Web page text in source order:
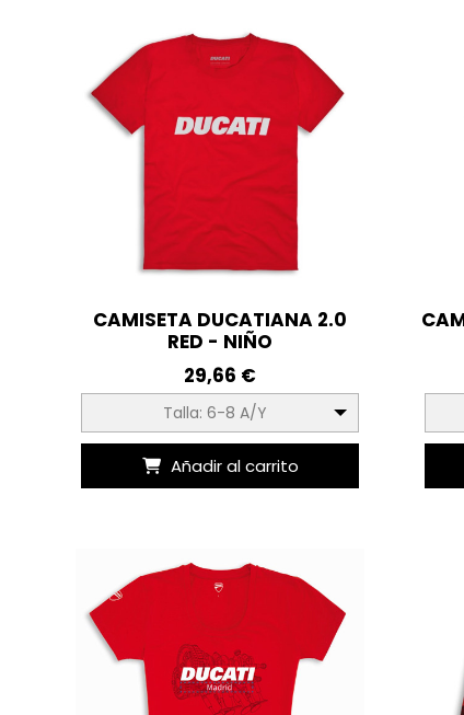
CAMISETA DUCATIANA 2.0
RED - NIÑO
29,66 €
Talla: 6-8 A/Y
Añadir al carrito